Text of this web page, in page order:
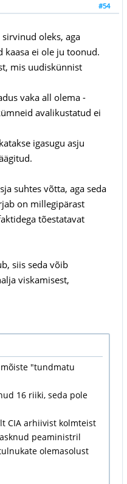
#54
oleks, aga
ei ole ju toonud.
mis uudiskünnist
vaka all olema -
avalikustatud ei
igasugu asju
suhtes võtta, aga seda
on millegipärast
tõestatavat
siis seda võib
viskamisest,
mõiste "tundmatu
16 riiki, seda pole
CIA arhiivist kolmteist
peaministril
olemasolust